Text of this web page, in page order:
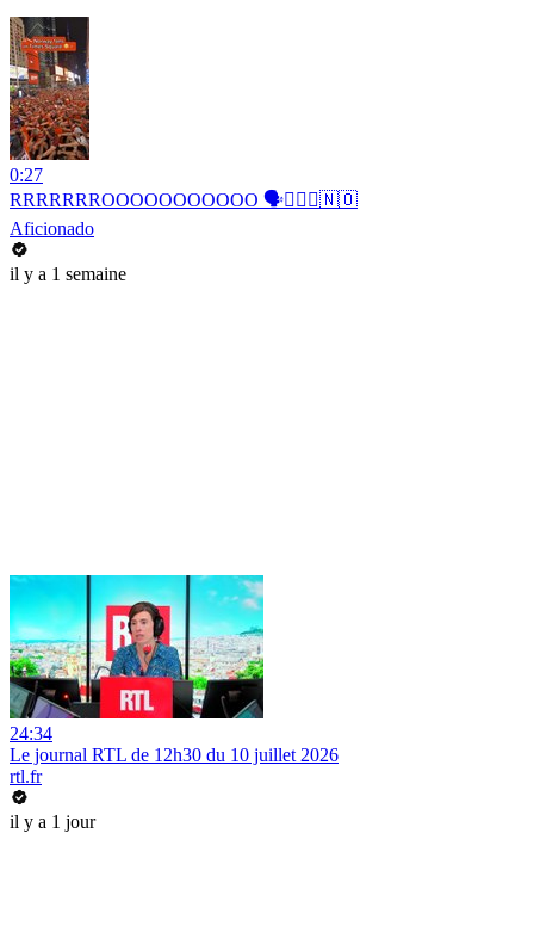
0:27
RRRRRRROOOOOOOOOOO 🗣️🚣🏻‍♂️🇳🇴
Aficionado
il y a 1 semaine
24:34
Le journal RTL de 12h30 du 10 juillet 2026
rtl.fr
il y a 1 jour